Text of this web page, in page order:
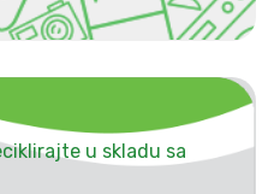
u skladu sa